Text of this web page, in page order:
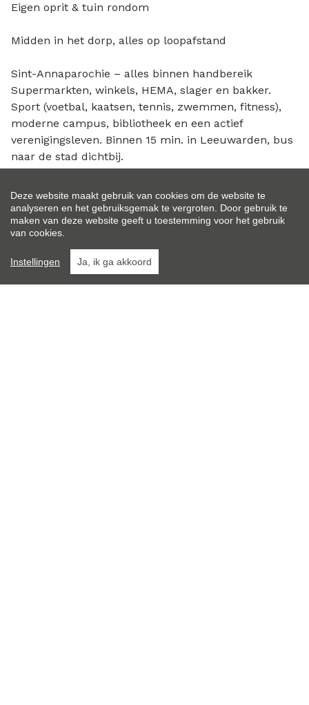
Eigen oprit & tuin rondom
Midden in het dorp, alles op loopafstand
Sint-Annaparochie – alles binnen handbereik
Supermarkten, winkels, HEMA, slager en bakker.
Sport (voetbal, kaatsen, tennis, zwemmen, fitness),
moderne campus, bibliotheek en een actief
verenigingsleven. Binnen 15 min. in Leeuwarden, bus
naar de stad dichtbij.
Voor wie?
Starters, alleenstaanden, senioren of gezinnen. De
woning geeft voldoende mogelijkheden om deze naar
eigen smaak in te richten. Klussers kunnen
eenvoudig verbouwen en nog meer ruimte creëren.
De grote garage doet iedere hobbyist zijn hart sneller
slaan – ideaal als mancave, voor het sleutelen aan
Deze website maakt gebruik van cookies om de website te
analyseren en het gebruiksgemak te vergroten. Door gebruik te
maken van deze website geeft u toestemming voor het gebruik
van cookies.
Instellingen Ja, ik ga akkoord